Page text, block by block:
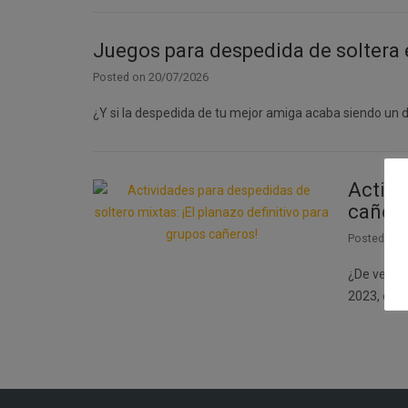
Juegos para despedida de soltera
Posted on 20/07/2026
¿Y si la despedida de tu mejor amiga acaba siendo
Posted on
¿De
2023, el